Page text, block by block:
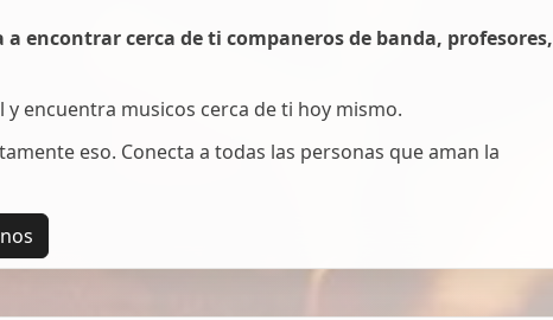
encontrar cerca de ti companeros de banda, profesores,
encuentra musicos cerca de ti hoy mismo.
eso. Conecta a todas las personas que aman la